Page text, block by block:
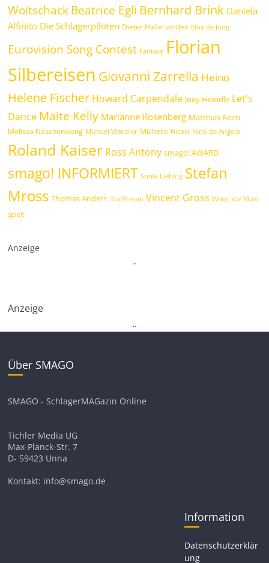
WoitschackBeatrice Egli Bernhard Brink Daniela
Alfinito Die Schlagerpiloten Dieter Hallervorden Eloy de Jong
Eurovision Song Contest Fantasy Florian
Silbereisen Giovanni Zarrella Heino
Helene Fischer Howard Carpendale Joey Heindle Let's
Dance Maite Kelly Marianne Rosenberg Matthias Reim
Melissa Naschenweng Michael Wendler Michelle Nicole Nino de Angelo
Roland Kaiser Ross Antony smago! AWARD
smago! INFORMIERT Sonia Liebing Stefan
Mross Thomas Anders Uta Bresan Vincent Gross Wenn die Musi
spielt
Anzeige
..
Anzeige
..
Über SMAGO
SMAGO - SchlagerMAGazin Online
Tichler Media UG
Max-Planck-Str. 7
D- 59423 Unna
Kontakt: info@smago.de
Information
Datenschutzerklär
ung